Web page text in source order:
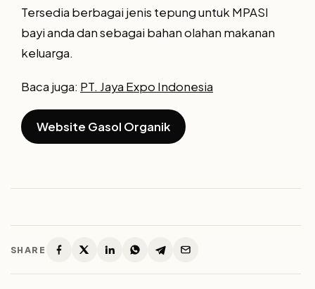
Tersedia berbagai jenis tepung untuk MPASI
bayi anda dan sebagai bahan olahan makanan
keluarga.
Baca juga: PT. Jaya Expo Indonesia
Website Gasol Organik
SHARE